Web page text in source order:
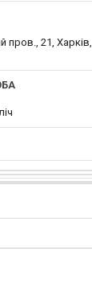
пров., 21, Харків,